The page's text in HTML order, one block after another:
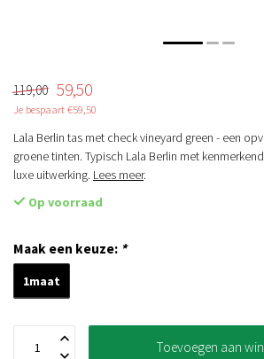
119,00 59,50
Je bespaart €59,50
Lala Berlin tas met check vineyard green - een
groene tinten. Typisch Lala Berlin met
luxe uitwerking. Lees meer.
Op voorraad
Maak een keuze: *
1maat
Toevoegen aan